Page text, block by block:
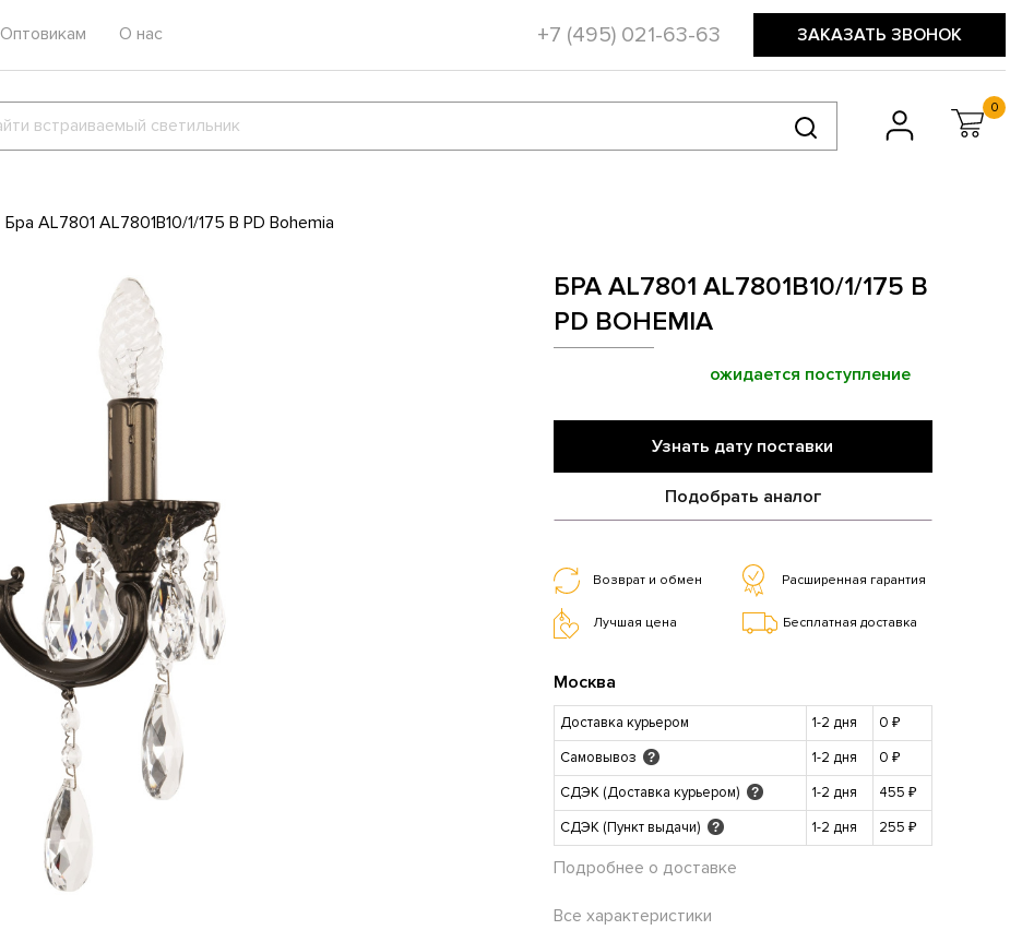
Оптовикам О нас +7 (495) 021-63-63 ЗАКАЗАТЬ ЗВОНОК
0
Бра AL7801 AL7801B10/1/175 B PD Bohemia
БРА AL7801 AL7801B10/1/175 B
PD BOHEMIA
ожидается поступление
Узнать дату поставки
Подобрать аналог
Возврат и обмен Расширенная гарантия
Лучшая цена Бесплатная доставка
Москва
Доставка курьером 1-2 дня
0 ₽
Самовывоз
? 1-2 дня
0 ₽
СДЭК (Доставка курьером)
? 1-2 дня
455 ₽
СДЭК (Пункт выдачи)
? 1-2 дня 255 ₽
Подробнее о доставке
Все характеристики